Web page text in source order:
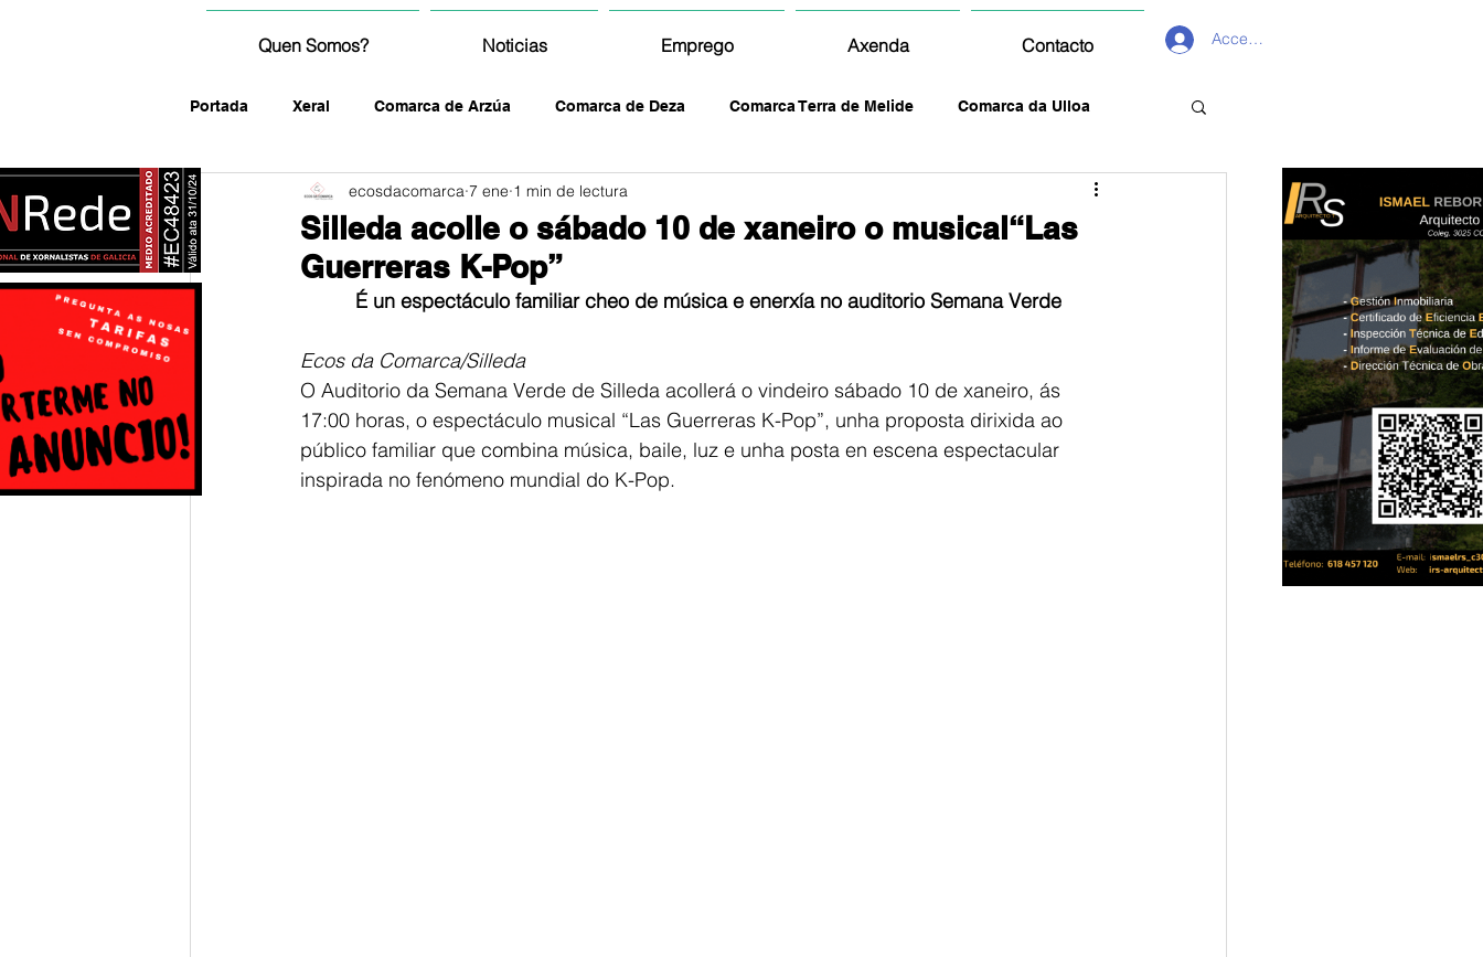
Quen Somos? Noticias Emprego Axenda Contacto Acceder
Portada Xeral Comarca de Arzúa Comarca de Deza Comarca Terra de Melide Comarca da Ulloa
fotografía
Silleda acolle o sábado 10 de xaneiro o musical“Las
Guerreras K-Pop”
ecosdacomarca 7 ene 1 min de lectura
É un espectáculo familiar cheo de música e enerxía no auditorio Semana Verde
Ecos da Comarca/Silleda
O Auditorio da Semana Verde de Silleda acollerá o vindeiro sábado 10 de xaneiro, ás
17:00 horas, o espectáculo musical “Las Guerreras K-Pop”, unha proposta dirixida ao
público familiar que combina música, baile, luz e unha posta en escena espectacular
inspirada no fenómeno mundial do K-Pop.